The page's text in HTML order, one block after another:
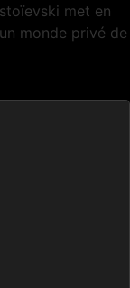
met en
monde privé de